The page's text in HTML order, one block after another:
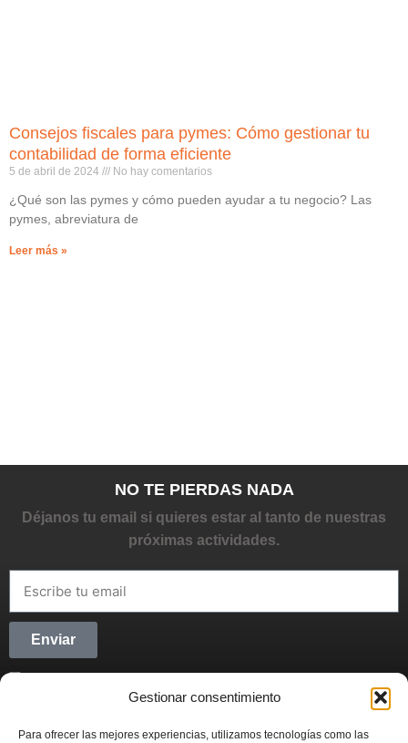
Gestionar consentimiento
Para ofrecer las mejores experiencias, utilizamos tecnologías como las
Consejos fiscales para pymes: Cómo gestionar tu
contabilidad de forma eficiente
5 de abril de 2024 No hay comentarios
¿Qué son las pymes y cómo pueden ayudar a tu negocio? Las
pymes, abreviatura de
Leer más »
NO TE PIERDAS NADA
Déjanos tu email si quieres estar al tanto de nuestras
próximas actividades.
Enviar